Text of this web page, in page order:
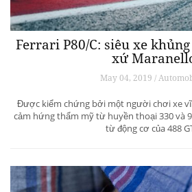
Ferrari P80/C: siêu xe
xứ
May 04, 2019 /
Được kiểm chứng bởi một người chơi xe vĩ
cảm hứng thẩm mỹ từ huyền thoại 330 và
từ động cơ của 488